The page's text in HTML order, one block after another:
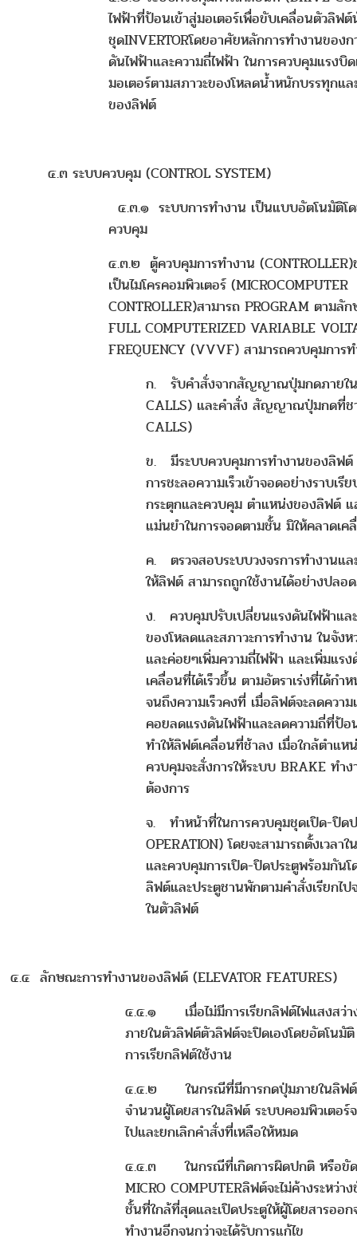
ไฟฟ้าที่ป้อนเข้าสู่มอเตอร์เพื่อขับเคลื่อนตัวลิฟ
ชุดINVERTORโดยอาศัยหลักการทำงานของ
ดันไฟฟ้าและความถี่ไฟฟ้า ในการควบคุมแรงบิ
มอเตอร์ตามสภาวะของโหลดน้ำหนักบรรทุกแล
ของลิฟต์
๔.๓ ระบบควบคุม (CONTROL SYSTEM)
๔.๓.๑ ระบบการทำงาน เป็นแบบอัตโนมัติโ
ควบคุม
๔.๓.๒ ตู้ควบคุมการทำงาน
เป็นไมโครคอมพิวเตอร์ (MICROCOMPUTER
CONTROLLER)สามารถ PROGRAM ตามลั
FULL COMPUTERIZED VARIABLE
FREQUENCY (VVVF) สามารถควบคุมการ
ก. รับคำสั่งจากสัญญาณปุ่มกดภายใ
CALLS) และคำสั่ง สัญญาณปุ่มกดที่
CALLS)
ข. มีระบบควบคุมการทำงานของลิฟต์
การชะลอความเร็วเข้าจอดอย่างราบเรี
กระตุกและควบคุม ตำแหน่งของลิฟต์
แม่นยำในการจอดตามชั้น มิให้คลาดเค
ค. ตรวจสอบระบบวงจรการทำงานแล
ให้ลิฟต์ สามารถถูกใช้งานได้อย่างปลอ
ง. ควบคุมปรับเปลี่ยนแรงดันไฟฟ้าแล
ของโหลดและสภาวะการทำงาน ในจัง
และค่อยๆเพิ่มความถี่ไฟฟ้า และเพิ่มแร
เคลื่อนที่ได้เร็วขึ้น ตามอัตราเร่งที่ได้กำ
จนถึงความเร็วคงที่ เมื่อลิฟต์จะลดควา
คอยลดแรงดันไฟฟ้าและลดความถี่ที่ป้อ
ทำให้ลิฟต์เคลื่อนที่ช้าลง เมื่อใกล้ตำแ
ควบคุมจะสั่งการให้ระบบ BRAKE ทำ
ต้องการ
จ. ทำหน้าที่ในการควบคุมชุดเปิด-ปิดป
OPERATION) โดยจะสามารถตั้งเวลา
และควบคุมการเปิด-ปิดประตูพร้อมกัน
ลิฟต์และประตูชานพักตามคำสั่งเรียกไ
ในตัวลิฟต์
๔.๔ ลักษณะการทำงานของลิฟต์ (ELEVATOR FEATURES)
๔.๔.๑ เมื่อไม่มีการเรียกลิฟต์ไฟแสงสว่า
ภายในตัวลิฟต์ตัวลิฟต์จะปิดเองโดยอัตโนมัติ
การเรียกลิฟต์ใช้งาน
๔.๔.๒ ในกรณีที่มีการกดปุ่มภายในลิฟต์
จำนวนผู้โดยสารในลิฟต์ ระบบคอมพิวเตอ
ไปและยกเลิกคำสั่งที่เหลือให้หมด
๔.๔.๓ ในกรณีที่เกิดการผิดปกติ หรือขัด
MICRO COMPUTERลิฟต์จะไม่ค้างระหว่า
ชั้นที่ใกล้ที่สุดและเปิดประตูให้ผู้โดยสารออ
ทำงานอีกจนกว่าจะได้รับการแก้ไข